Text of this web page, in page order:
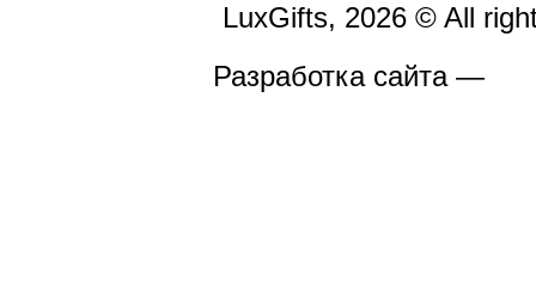
LuxGifts, 2026 © All
Разработка сайта —